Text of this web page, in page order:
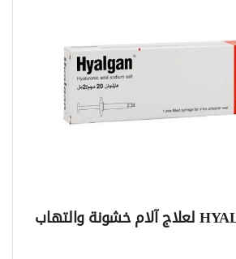
هيالجان – HYALGAN لعلاج آلام خشونة والتهاب